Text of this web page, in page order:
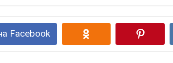
Facebook